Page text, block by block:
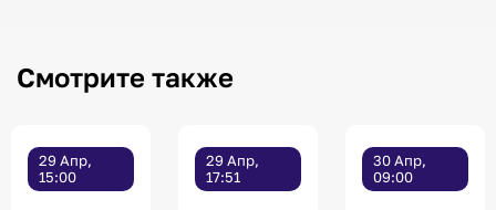
Смотрите также
29 Апр,
15:00
29 Апр,
17:51
30 Апр,
09:00